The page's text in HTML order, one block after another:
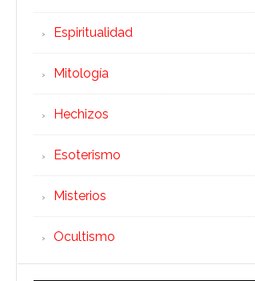
Espiritualidad
Mitología
Hechizos
Esoterismo
Misterios
Ocultismo